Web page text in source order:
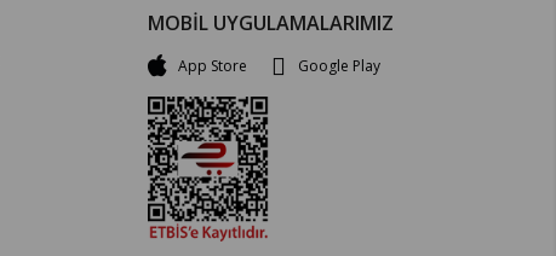
MOBİL UYGULAMALARIMIZ
App Store Google Play